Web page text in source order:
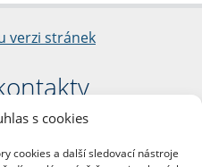
s cookies
cookies a další sledovací nástroje
verzi stránek
fakulta
1/2